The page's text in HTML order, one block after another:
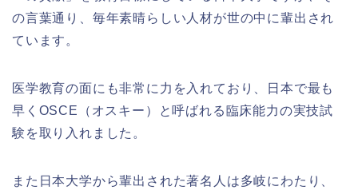
の言葉通り、毎年素晴らしい人材が世の中に輩出され
ています。
医学教育の面にも非常に力を入れており、日本で最も
早くOSCE（オスキー）と呼ばれる臨床能力の実技試
験を取り入れました。
また日本大学から輩出された著名人は多岐にわたり、